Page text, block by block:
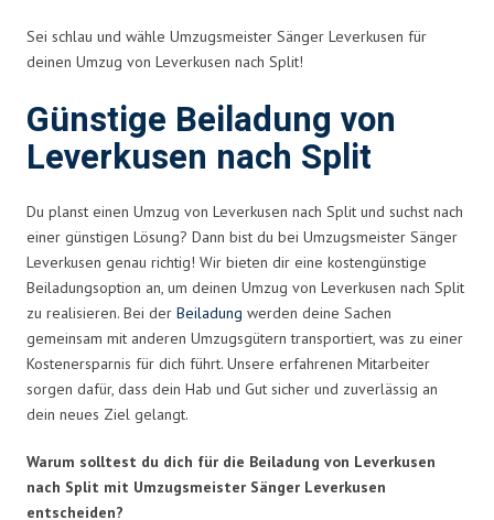
Sei schlau und wähle Umzugsmeister Sänger Leverkusen für
deinen Umzug von Leverkusen nach Split!
Günstige Beiladung von
Leverkusen nach Split
Du planst einen Umzug von Leverkusen nach Split und suchst nach
einer günstigen Lösung? Dann bist du bei Umzugsmeister Sänger
Leverkusen genau richtig! Wir bieten dir eine kostengünstige
Beiladungsoption an, um deinen Umzug von Leverkusen nach Split
zu realisieren. Bei der Beiladung werden deine Sachen
gemeinsam mit anderen Umzugsgütern transportiert, was zu einer
Kostenersparnis für dich führt. Unsere erfahrenen Mitarbeiter
sorgen dafür, dass dein Hab und Gut sicher und zuverlässig an
dein neues Ziel gelangt.
Warum solltest du dich für die Beiladung von Leverkusen
nach Split mit Umzugsmeister Sänger Leverkusen
entscheiden?